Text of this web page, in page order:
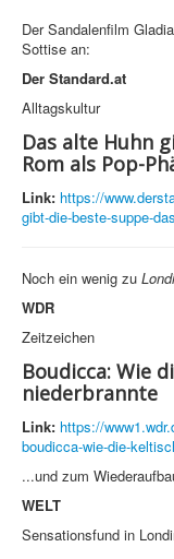
Der Sandalenfilm
Sottise an:
Der Standard.at
Alltagskultur
Das alte Huhn
Rom als Pop-
Link: https://
gibt-die-beste-suppe-
Noch ein wenig zu
WDR
Zeitzeichen
Boudicca: Wie
niederbrannte
Link: https://
boudicca-wie-die-
...und zum
WELT
Sensationsfund in